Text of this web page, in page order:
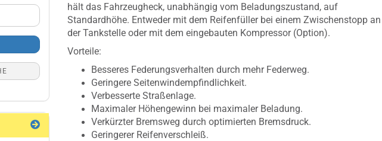
hält das Fahrzeugheck, unabhängig vom Beladungszustand, auf
Standardhöhe. Entweder mit dem Reifenfüller bei einem Zwischenstopp an
der Tankstelle oder mit dem eingebauten Kompressor (Option).
Vorteile:
Besseres Federungsverhalten durch mehr Federweg.
Geringere Seitenwindempfindlichkeit.
Verbesserte Straßenlage.
Maximaler Höhengewinn bei maximaler Beladung.
Verkürzter Bremsweg durch optimierten Bremsdruck.
Geringerer Reifenverschleiß.